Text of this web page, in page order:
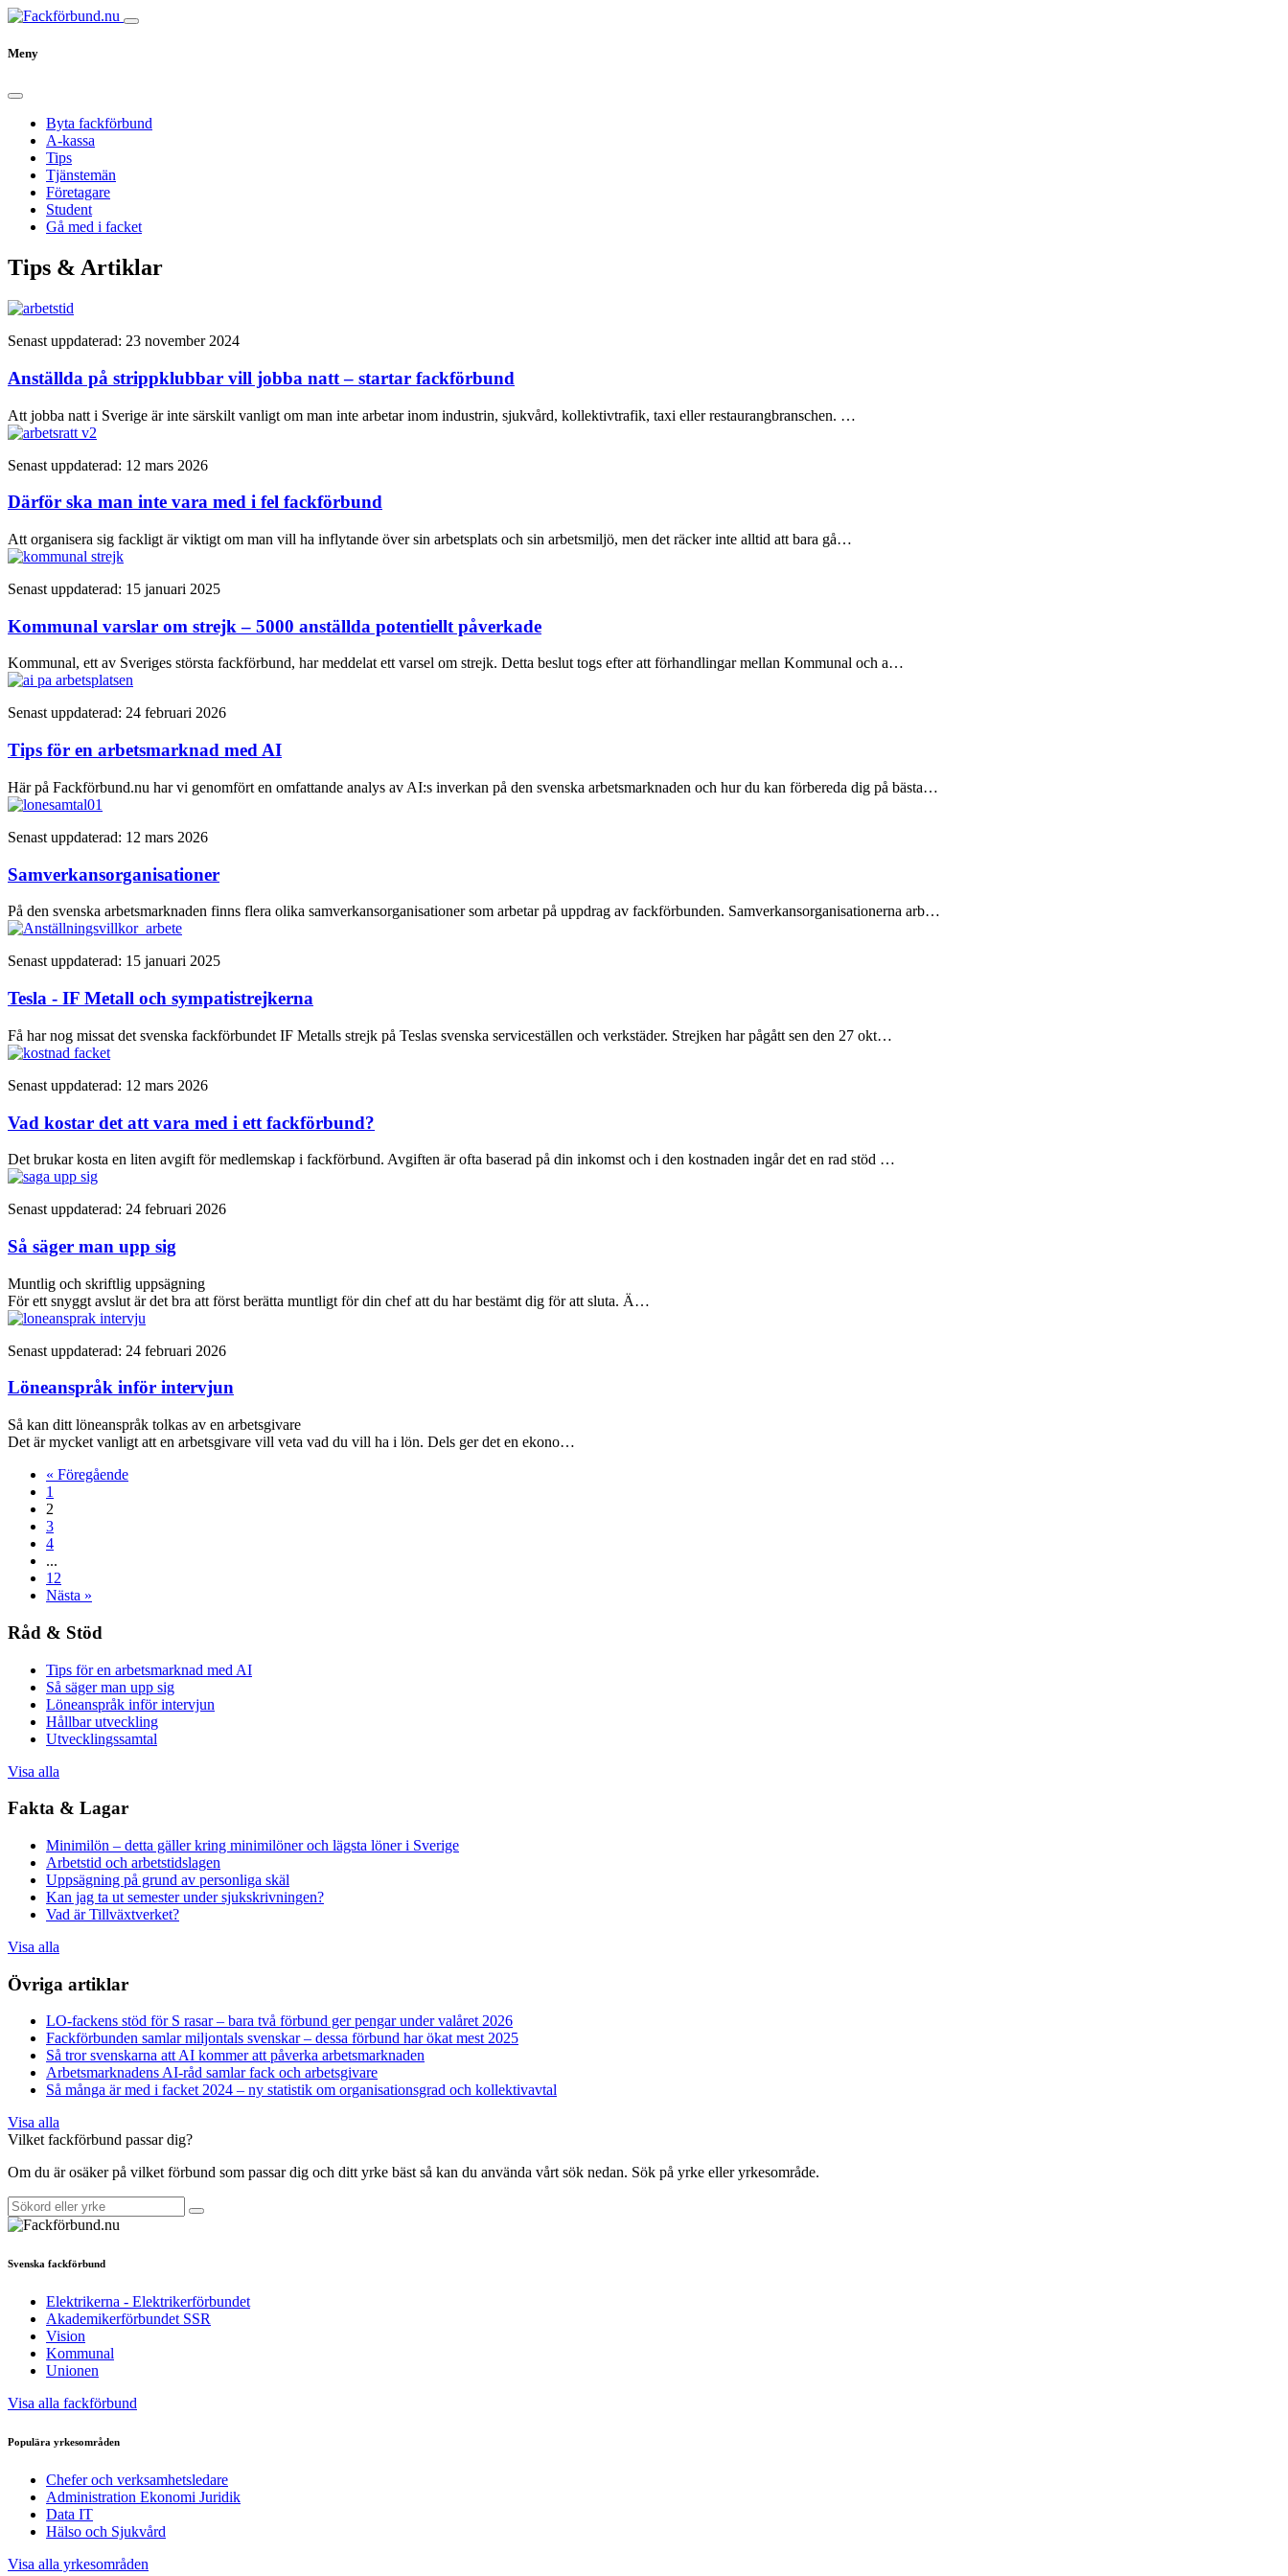
Meny
Byta fackförbund
A-kassa
Tips
Tjänstemän
Företagare
Student
Gå med i facket
Tips & Artiklar
Senast uppdaterad: 23 november 2024
Anställda på strippklubbar vill jobba natt – startar fackförbund
Att jobba natt i Sverige är inte särskilt vanligt om man inte arbetar inom industrin, sjukvård, kollektivtrafik, taxi eller restaurangbranschen. …
Senast uppdaterad: 12 mars 2026
Därför ska man inte vara med i fel fackförbund
Att organisera sig fackligt är viktigt om man vill ha inflytande över sin arbetsplats och sin arbetsmiljö, men det räcker inte alltid att bara gå…
Senast uppdaterad: 15 januari 2025
Kommunal varslar om strejk – 5000 anställda potentiellt påverkade
Kommunal, ett av Sveriges största fackförbund, har meddelat ett varsel om strejk. Detta beslut togs efter att förhandlingar mellan Kommunal och a…
Senast uppdaterad: 24 februari 2026
Tips för en arbetsmarknad med AI
Här på Fackförbund.nu har vi genomfört en omfattande analys av AI:s inverkan på den svenska arbetsmarknaden och hur du kan förbereda dig på bästa…
Senast uppdaterad: 12 mars 2026
Samverkansorganisationer
På den svenska arbetsmarknaden finns flera olika samverkansorganisationer som arbetar på uppdrag av fackförbunden. Samverkansorganisationerna arb…
Senast uppdaterad: 15 januari 2025
Tesla - IF Metall och sympatistrejkerna
Få har nog missat det svenska fackförbundet IF Metalls strejk på Teslas svenska serviceställen och verkstäder. Strejken har pågått sen den 27 okt…
Senast uppdaterad: 12 mars 2026
Vad kostar det att vara med i ett fackförbund?
Det brukar kosta en liten avgift för medlemskap i fackförbund. Avgiften är ofta baserad på din inkomst och i den kostnaden ingår det en rad stöd …
Senast uppdaterad: 24 februari 2026
Så säger man upp sig
Muntlig och skriftlig uppsägning
För ett snyggt avslut är det bra att först berätta muntligt för din chef att du har bestämt dig för att sluta. Ä…
Senast uppdaterad: 24 februari 2026
Löneanspråk inför intervjun
Så kan ditt löneanspråk tolkas av en arbetsgivare
Det är mycket vanligt att en arbetsgivare vill veta vad du vill ha i lön. Dels ger det en ekono…
« Föregående
1
2
3
4
...
12
Nästa »
Råd & Stöd
Tips för en arbetsmarknad med AI
Så säger man upp sig
Löneanspråk inför intervjun
Hållbar utveckling
Utvecklingssamtal
Visa alla
Fakta & Lagar
Minimilön – detta gäller kring minimilöner och lägsta löner i Sverige
Arbetstid och arbetstidslagen
Uppsägning på grund av personliga skäl
Kan jag ta ut semester under sjukskrivningen?
Vad är Tillväxtverket?
Visa alla
Övriga artiklar
LO-fackens stöd för S rasar – bara två förbund ger pengar under valåret 2026
Fackförbunden samlar miljontals svenskar – dessa förbund har ökat mest 2025
Så tror svenskarna att AI kommer att påverka arbetsmarknaden
Arbetsmarknadens AI-råd samlar fack och arbetsgivare
Så många är med i facket 2024 – ny statistik om organisationsgrad och kollektivavtal
Visa alla
Vilket fackförbund passar dig?
Om du är osäker på vilket förbund som passar dig och ditt yrke bäst så kan du använda vårt sök nedan. Sök på yrke eller yrkesområde.
Svenska fackförbund
Elektrikerna - Elektrikerförbundet
Akademikerförbundet SSR
Vision
Kommunal
Unionen
Visa alla fackförbund
Populära yrkesområden
Chefer och verksamhetsledare
Administration Ekonomi Juridik
Data IT
Hälso och Sjukvård
Visa alla yrkesområden